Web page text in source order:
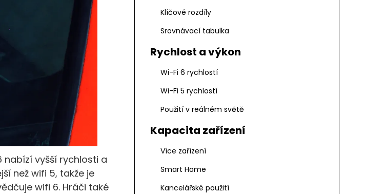
nabízí vyšší rychlosti a
než wifi 5, takže je
wifi 6. Hráči také
Klíčové rozdíly
Srovnávací tabulka
Rychlost a výkon
Wi-Fi 6 rychlostí
Wi-Fi 5 rychlostí
Použití v reálném světě
Kapacita zařízení
Více zařízení
Smart Home
Kancelářské použití